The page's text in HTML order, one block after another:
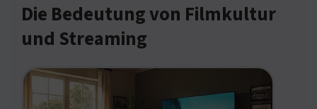
Die Bedeutung von Filmkultur
und Streaming